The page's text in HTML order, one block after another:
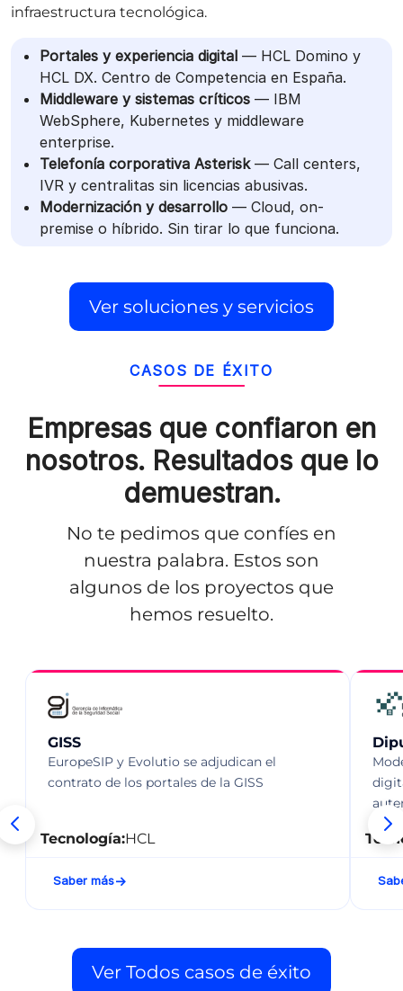
infraestructura tecnológica.
Portales y experiencia digital — HCL Domino y
HCL DX. Centro de Competencia en España.
Middleware y sistemas críticos — IBM
WebSphere, Kubernetes y middleware
enterprise.
Telefonía corporativa Asterisk— Call centers,
IVR y centralitas sin licencias abusivas.
Modernización y desarrollo — Cloud, on-
premise o híbrido. Sin tirar lo que funciona.
Ver soluciones y servicios
CASOS DE ÉXITO
Empresas que confiaron en
nosotros. Resultados que lo
demuestran.
No te pedimos que confíes en
nuestra palabra. Estos son
algunos de los proyectos que
hemos resuelto.
GISS
EuropeSIP y Evolutio se adjudican el
contrato de los portales de la GISS
Tecnología:HCL
Saber más
Ver Todos casos de éxito